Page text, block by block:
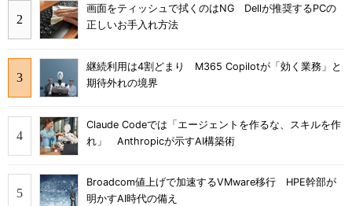
画面をティッシュで拭くのはNG Dellが推奨するPCの
正しいお手入れ方法
継続利用は4割どまり M365 Copilotが「効く業務」と
期待外れの境界
Claude Codeでは「エージェントを作るな、スキルを作
れ」 Anthropicが示すAI構築術
Broadcom値上げで加速するVMware移行 HPE幹部が
明かすAI時代の備え